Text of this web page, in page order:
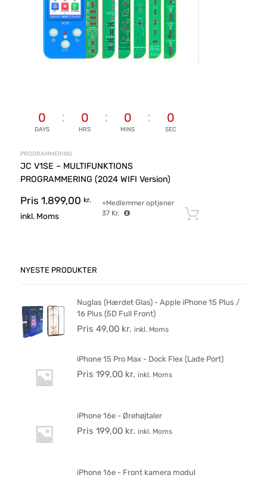
0
DAYS
0
HRS
0
MINS
0
SEC
PROGRAMMERING
JC V1SE – MULTIFUNKTIONS
PROGRAMMERING (2024 WIFI Version)
Pris 1.899,00 kr.
inkl. Moms
+Medlemmer optjener
37 Kr.
NYESTE PRODUKTER
Nuglas (Hærdet Glas) - Apple iPhone 15 Plus /
16 Plus (5D Full Front)
Pris 49,00 kr. inkl. Moms
iPhone 15 Pro Max - Dock Flex (Lade Port)
Pris 199,00 kr. inkl. Moms
iPhone 16e - Ørehøjtaler
Pris 199,00 kr. inkl. Moms
iPhone 16e - Front kamera modul